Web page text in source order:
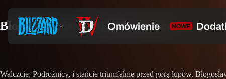
Błogosławieństwo Matki powraca
Walczcie, Podróżnicy, i stańcie triumfalnie przed górą łupów.